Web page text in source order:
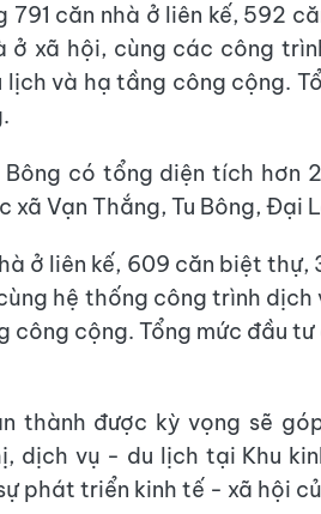
791 căn nhà ở liên kế, 592
ở xã hội, cùng các công
lịch và hạ tầng công cộng.
Bông có tổng diện tích hơn
xã Vạn Thắng, Tu Bông, Đại
ở liên kế, 609 căn biệt thự,
hệ thống công trình
công cộng. Tổng mức đầu
thành được kỳ vọng sẽ
dịch vụ - du lịch tại Khu
phát triển kinh tế - xã hội